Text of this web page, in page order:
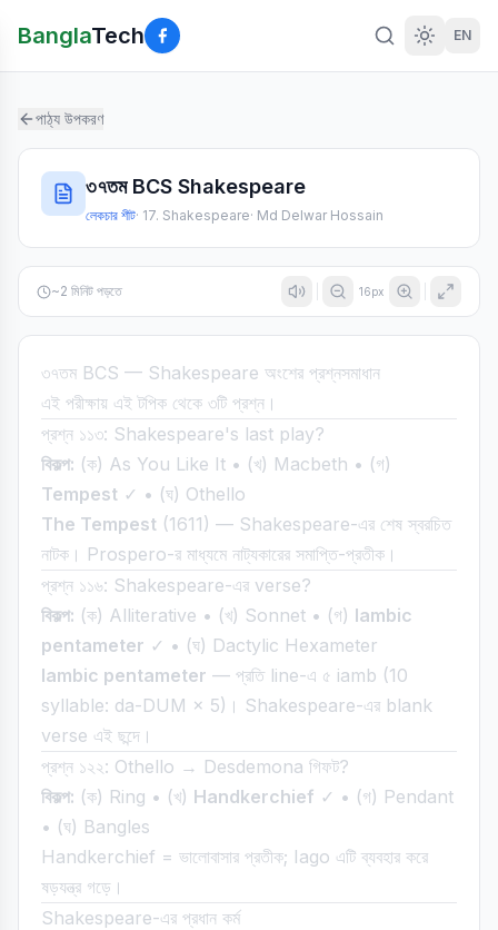
BanglaTech EN
পাঠ্য উপকরণ
৩৭তম BCS Shakespeare
লেকচার শীট· 17. Shakespeare· Md Delwar Hossain
~2 মিনিট পড়তে 16px
৩৭তম BCS — Shakespeare অংশের প্রশ্নসমাধান
এই পরীক্ষায় এই টপিক থেকে ৩টি প্রশ্ন।
প্রশ্ন ১১৩: Shakespeare's last play?
বিকল্প: (ক) As You Like It • (খ) Macbeth • (গ)
Tempest ✓ • (ঘ) Othello
The Tempest (1611) — Shakespeare-এর শেষ স্বরচিত
নাটক। Prospero-র মাধ্যমে নাট্যকারের সমাপ্তি-প্রতীক।
প্রশ্ন ১১৬: Shakespeare-এর verse?
বিকল্প: (ক) Alliterative • (খ) Sonnet • (গ) Iambic
pentameter ✓ • (ঘ) Dactylic Hexameter
Iambic pentameter — প্রতি line-এ ৫ iamb (10
syllable: da-DUM × 5)। Shakespeare-এর blank
verse এই ছন্দে।
প্রশ্ন ১২২: Othello → Desdemona গিফট?
বিকল্প: (ক) Ring • (খ) Handkerchief ✓ • (গ) Pendant
• (ঘ) Bangles
Handkerchief = ভালোবাসার প্রতীক; Iago এটি ব্যবহার করে
ষড়যন্ত্র গড়ে।
Shakespeare-এর প্রধান কর্ম